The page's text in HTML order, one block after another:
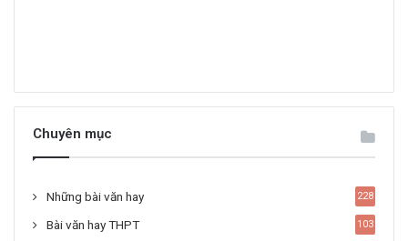
Chuyên mục
Những bài văn hay 228
Bài văn hay THPT 103